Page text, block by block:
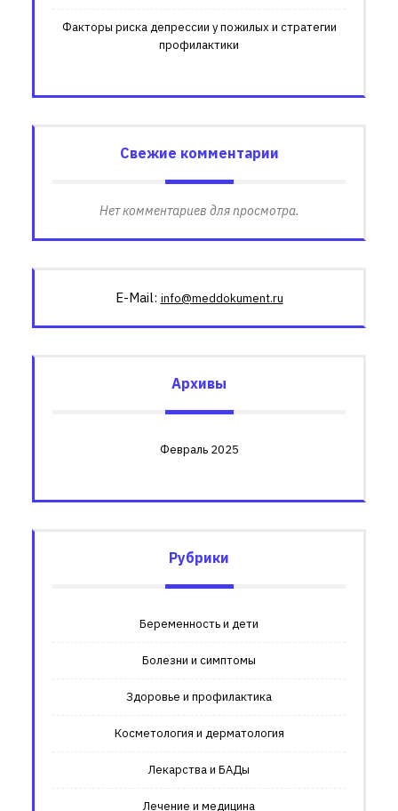
Факторы риска депрессии у пожилых и стратегии
профилактики
Свежие комментарии
Нет комментариев для просмотра.
E-Mail: info@meddokument.ru
Архивы
Февраль 2025
Рубрики
Беременность и дети
Болезни и симптомы
Здоровье и профилактика
Косметология и дерматология
Лекарства и БАДы
Лечение и медицина